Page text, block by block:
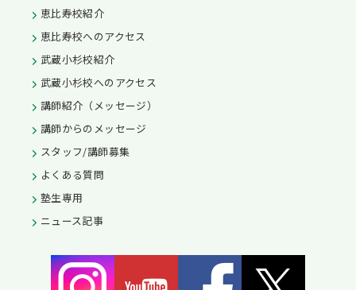
恵比寿校紹介
恵比寿校へのアクセス
武蔵小杉校紹介
武蔵小杉校へのアクセス
講師紹介（メッセージ）
講師からのメッセージ
スタッフ/講師募集
よくある質問
塾生専用
ニュース記事